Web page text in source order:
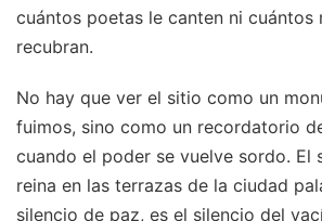
cuántos poetas le canten ni cuántos
recubran.
No hay que ver el sitio como un
fuimos, sino como un recordatorio
cuando el poder se vuelve sordo. El
reina en las terrazas de la ciudad
silencio de paz, es el silencio del